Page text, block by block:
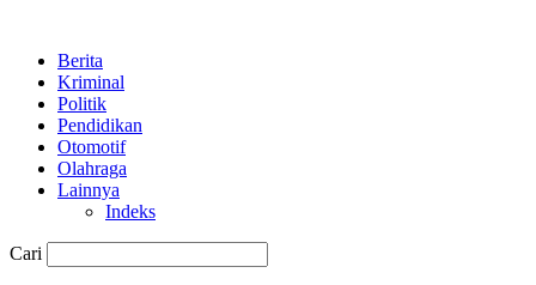
Berita
Kriminal
Politik
Pendidikan
Otomotif
Olahraga
Lainnya
Indeks
Cari